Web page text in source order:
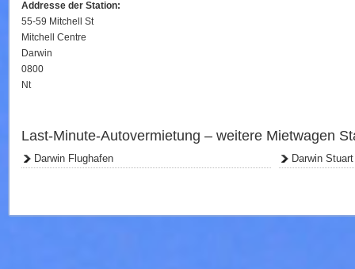
Addresse der Station:
55-59 Mitchell St
Mitchell Centre
Darwin
0800
Nt
Last-Minute-Autovermietung – weitere Mietwagen
Darwin Flughafen Darwin